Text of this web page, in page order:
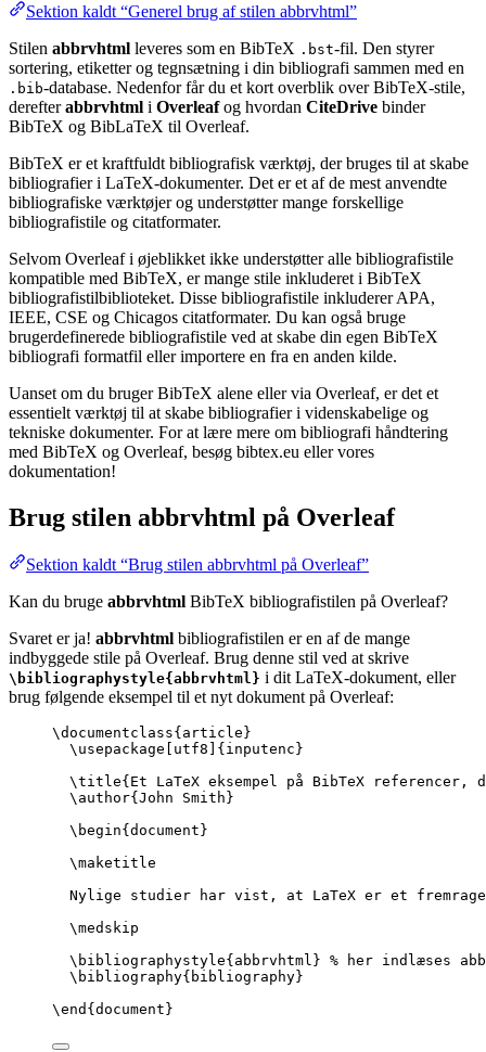
Sektion kaldt “Generel brug af stilen abbrvhtml”
Stilen abbrvhtml leveres som en BibTeX .bst-fil. Den styrer
sortering, etiketter og tegnsætning i din bibliografi sammen med en
.bib-database. Nedenfor får du et kort overblik over BibTeX-stile,
derefterabbrvhtml i Overleafog hvordan CiteDrive binder
BibTeX og BibLaTeX til Overleaf.
BibTeX er et kraftfuldt bibliografisk værktøj, der bruges til at skabe
bibliografier i LaTeX-dokumenter. Det er et af de mest anvendte
bibliografiske værktøjer og understøtter mange forskellige
bibliografistile og citatformater.
Selvom Overleaf i øjeblikket ikke understøtter alle bibliografistile
kompatible med BibTeX, er mange stile inkluderet i BibTeX
bibliografistilbiblioteket. Disse bibliografistile inkluderer APA,
IEEE, CSE og Chicagos citatformater. Du kan også bruge
brugerdefinerede bibliografistile ved at skabe din egen BibTeX
bibliografi formatfil eller importere en fra en anden kilde.
Uanset om du bruger BibTeX alene eller via Overleaf, er det et
essentielt værktøj til at skabe bibliografier i videnskabelige og
tekniske dokumenter. For at lære mere om bibliografi håndtering
med BibTeX og Overleaf, besøg bibtex.eu eller vores
dokumentation!
Brug stilen abbrvhtml på Overleaf
Sektion kaldt “Brug stilen abbrvhtml på Overleaf”
Kan du bruge abbrvhtml BibTeX bibliografistilen på Overleaf?
Svaret er ja! abbrvhtml bibliografistilen er en af de mange
indbyggede stile på Overleaf. Brug denne stil ved at skrive
\bibliographystyle{abbrvhtml} i dit LaTeX-dokument, eller
brug følgende eksempel til et nyt dokument på Overleaf:
\documentclass{ article }
\usepackage
utf8 ]{ inputenc }
\title{Et LaTeX eksempel på BibTeX
\author{John Smith}
\begin{ document }
\maketitle
Nylige studier har vist, at LaTeX er et
\medskip
\bibliographystyle{abbrvhtml} % her indlæses
\bibliography{bibliography}
\end { document }